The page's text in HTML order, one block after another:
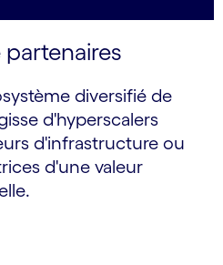
diversifié de
d'hyperscalers
d'infrastructure ou
d'une valeur